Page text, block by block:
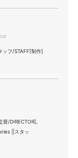
ッフ/STAFF[制作]
/DIRECTOR],
||スタッ